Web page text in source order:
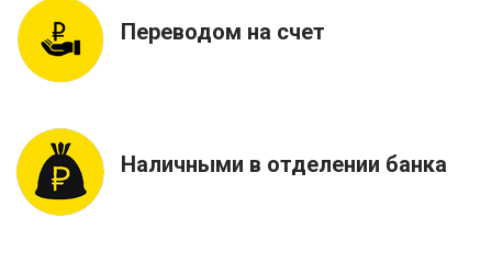
Переводом на счет
Наличными в отделении банка